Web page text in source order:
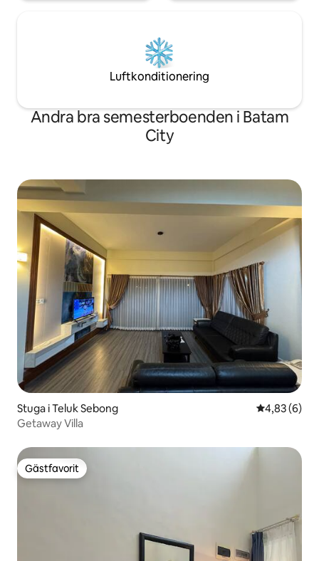
Luftkonditionering
Andra bra semesterboenden i Batam
City
Stuga i Teluk Sebong 4,83 av 5 i
4,83 (6)
Getaway Villa
Gästfavorit
Gästfavorit